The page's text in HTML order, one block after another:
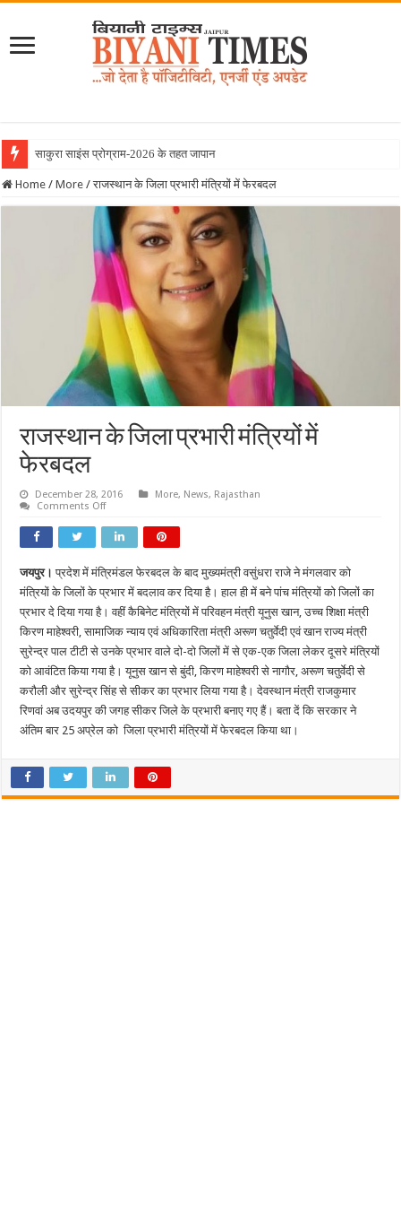
साकुरा साइंस प्रोग्राम-2026 के तहत जापान रवाना हुई बिय
Home / More / राजस्थान के जिला प्रभारी मंत्रियों में फेरबदल
राजस्थान के जिला प्रभारी मंत्रियों में
फेरबदल
December 28, 2016 More, News, Rajasthan
Comments Offon
के
जिला
प्रभारी
में
फेरबदल
जयपुर। प्रदेश में मंत्रिमंडल फेरबदल के बाद मुख्यमंत्री वसुंधरा राजे ने मंगलवार को
मंत्रियों के जिलों के प्रभार में बदलाव कर दिया है। हाल ही में बने पांच मंत्रियों को जिलों का
प्रभार दे दिया गया है। वहीं कैबिनेट मंत्रियों में परिवहन मंत्री यूनुस खान, उच्च शिक्षा मंत्री
किरण माहेश्वरी, सामाजिक न्याय एवं अधिकारिता मंत्री अरूण चतुर्वेदी एवं खान राज्य मंत्री
सुरेन्द्र पाल टीटी से उनके प्रभार वाले दो-दो जिलों में से एक-एक जिला लेकर दूसरे मंत्रियों
को आवंटित किया गया है। यूनुस खान से बुंदी, किरण माहेश्वरी से नागौर, अरूण चतुर्वेदी से
करौली और सुरेन्द्र सिंह से सीकर का प्रभार लिया गया है। देवस्थान मंत्री राजकुमार
रिणवां अब उदयपुर की जगह सीकर जिले के प्रभारी बनाए गए हैं। बता दें कि सरकार ने
अंतिम बार 25 अप्रेल को जिला प्रभारी मंत्रियों में फेरबदल किया था।